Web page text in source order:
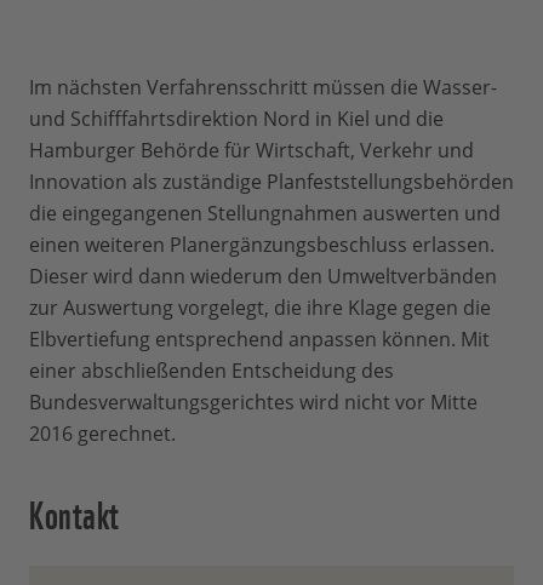
Im nächsten Verfahrensschritt müssen die Wasser-
und Schifffahrtsdirektion Nord in Kiel und die
Hamburger Behörde für Wirtschaft, Verkehr und
Innovation als zuständige Planfeststellungsbehörden
die eingegangenen Stellungnahmen auswerten und
einen weiteren Planergänzungsbeschluss erlassen.
Dieser wird dann wiederum den Umweltverbänden
zur Auswertung vorgelegt, die ihre Klage gegen die
Elbvertiefung entsprechend anpassen können. Mit
einer abschließenden Entscheidung des
Bundesverwaltungsgerichtes wird nicht vor Mitte
2016 gerechnet.
Kontakt